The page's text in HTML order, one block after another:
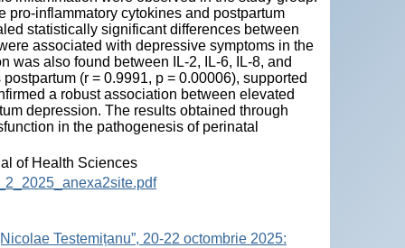
inflammatory cytokines and postpartum
statistically significant differences between
associated with depressive symptoms in the
was also found between IL-2, IL-6, IL-8, and
(r = 0.9991, p = 0.00006), supported
a robust association between elevated
depression. The results obtained through
in the pathogenesis of perinatal
of Health Sciences
Testemițanu”, 20-22 octombrie 2025: